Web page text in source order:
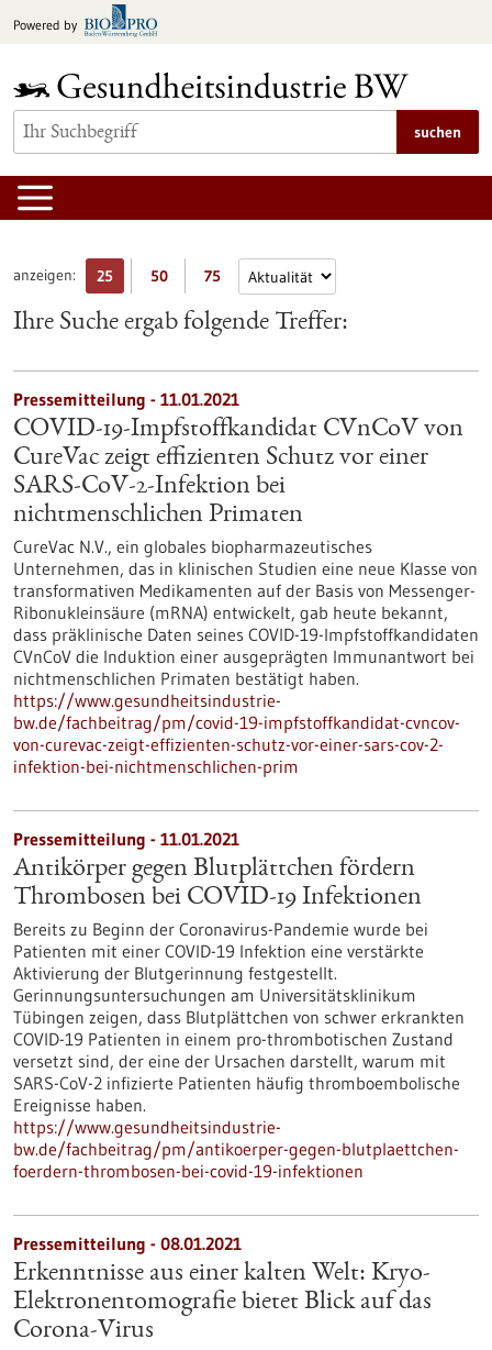
Inhalt
Powered by
suchen
anzeigen: 25 50 75
Ihre Suche ergab folgende Treffer:
Pressemitteilung - 11.01.2021
COVID-19-Impfstoffkandidat CVnCoV von
CureVac zeigt effizienten Schutz vor einer
SARS-CoV-2-Infektion bei
nichtmenschlichen Primaten
CureVac N.V., ein globales biopharmazeutisches
Unternehmen, das in klinischen Studien eine neue Klasse von
transformativen Medikamenten auf der Basis von Messenger-
Ribonukleinsäure (mRNA) entwickelt, gab heute bekannt,
dass präklinische Daten seines COVID-19-Impfstoffkandidaten
CVnCoV die Induktion einer ausgeprägten Immunantwort bei
nichtmenschlichen Primaten bestätigt haben.
https://www.gesundheitsindustrie-
bw.de/fachbeitrag/pm/covid-19-impfstoffkandidat-cvncov-
von-curevac-zeigt-effizienten-schutz-vor-einer-sars-cov-2-
infektion-bei-nichtmenschlichen-prim
Pressemitteilung - 11.01.2021
Antikörper gegen Blutplättchen fördern
Thrombosen bei COVID-19 Infektionen
Bereits zu Beginn der Coronavirus-Pandemie wurde bei
Patienten mit einer COVID-19 Infektion eine verstärkte
Aktivierung der Blutgerinnung festgestellt.
Gerinnungsuntersuchungen am Universitätsklinikum
Tübingen zeigen, dass Blutplättchen von schwer erkrankten
COVID-19 Patienten in einem pro-thrombotischen Zustand
versetzt sind, der eine der Ursachen darstellt, warum mit
SARS-CoV-2 infizierte Patienten häufig thromboembolische
Ereignisse haben.
https://www.gesundheitsindustrie-
bw.de/fachbeitrag/pm/antikoerper-gegen-blutplaettchen-
foerdern-thrombosen-bei-covid-19-infektionen
Pressemitteilung - 08.01.2021
Erkenntnisse aus einer kalten Welt: Kryo-
Elektronentomografie bietet Blick auf das
Corona-Virus